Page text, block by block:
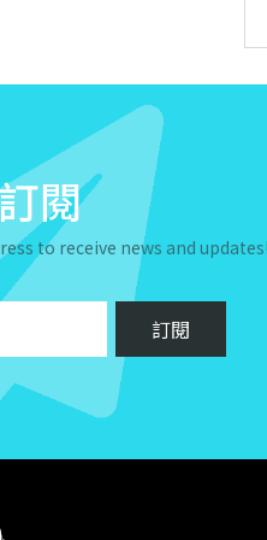
閱
to receive news and